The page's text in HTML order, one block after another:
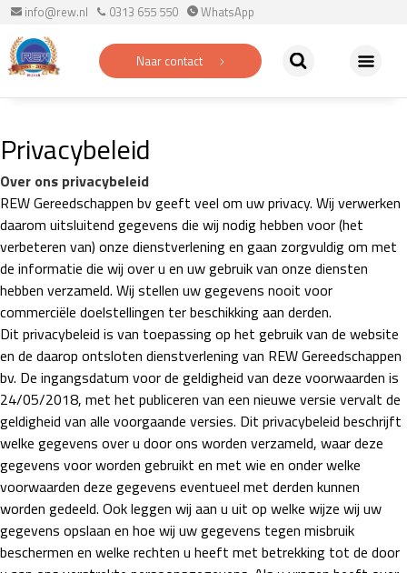
info@rew.nl 0313 655 550 WhatsApp
Naar contact
Privacybeleid
Over ons privacybeleid
REW Gereedschappen bv geeft veel om uw privacy. Wij verwerken
daarom uitsluitend gegevens die wij nodig hebben voor (het
verbeteren van) onze dienstverlening en gaan zorgvuldig om met
de informatie die wij over u en uw gebruik van onze diensten
hebben verzameld. Wij stellen uw gegevens nooit voor
commerciële doelstellingen ter beschikking aan derden.
Dit privacybeleid is van toepassing op het gebruik van de website
en de daarop ontsloten dienstverlening van REW Gereedschappen
bv. De ingangsdatum voor de geldigheid van deze voorwaarden is
24/05/2018, met het publiceren van een nieuwe versie vervalt de
geldigheid van alle voorgaande versies. Dit privacybeleid beschrijft
welke gegevens over u door ons worden verzameld, waar deze
gegevens voor worden gebruikt en met wie en onder welke
voorwaarden deze gegevens eventueel met derden kunnen
worden gedeeld. Ook leggen wij aan u uit op welke wijze wij uw
gegevens opslaan en hoe wij uw gegevens tegen misbruik
beschermen en welke rechten u heeft met betrekking tot de door